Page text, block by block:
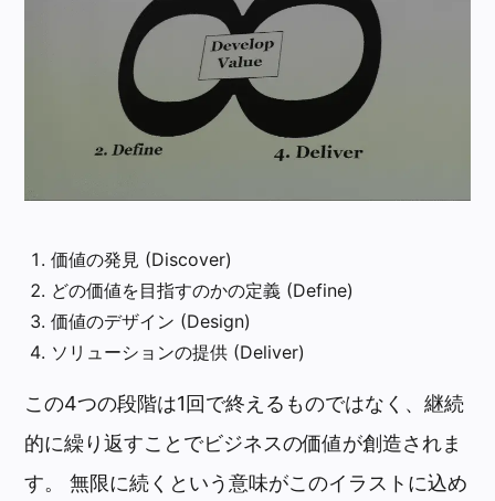
価値の発見 (Discover)
どの価値を目指すのかの定義 (Define)
価値のデザイン (Design)
ソリューションの提供 (Deliver)
この4つの段階は1回で終えるものではなく、継続
的に繰り返すことでビジネスの価値が創造されま
す。 無限に続くという意味がこのイラストに込め